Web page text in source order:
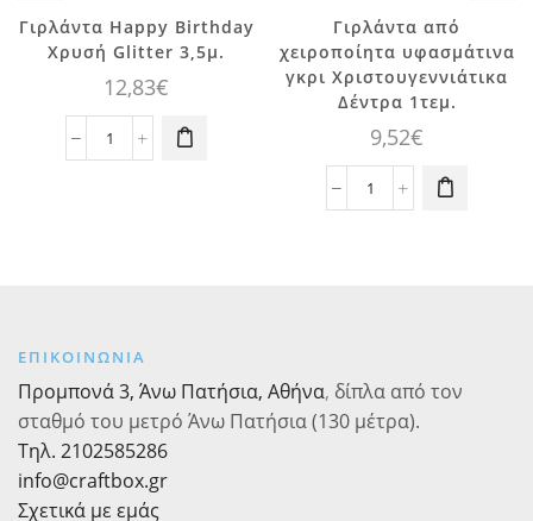
Γιρλάντα Happy Birthday
Χρυσή Glitter 3,5μ.
12,83€
Γιρλάντα
Γιρλάντα από
χειροποίητα υφασμάτινα
γκρι Χριστουγεννιάτικα
Δέντρα 1τεμ.
9,52€
Γιρλάντα
ποσότητα
ΕΠΙΚΟΙΝΩΝΙΑ
Προμπονά 3, Άνω Πατήσια, Αθήνα, δίπλα από τον
σταθμό του μετρό Άνω Πατήσια (130 μέτρα).
Τηλ. 2102585286
info@craftbox.gr
Σχετικά με εμάς